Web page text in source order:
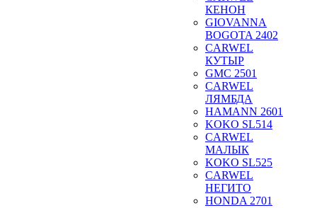
КЕНОН
GIOVANNA
BOGOTA 2402
CARWEL
КУТЫР
GMC 2501
CARWEL
ЛЯМБДА
HAMANN 2601
KOKO SL514
CARWEL
МАЛЫК
KOKO SL525
CARWEL
НЕГИТО
HONDA 2701